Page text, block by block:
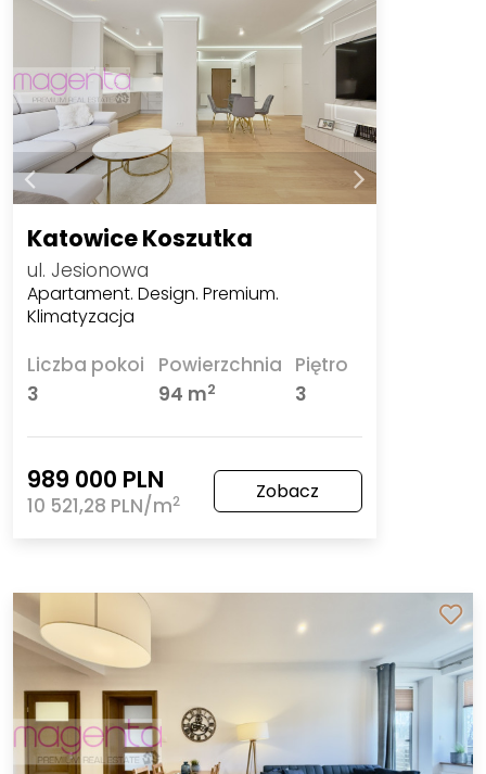
Katowice Koszutka
ul. Jesionowa
Apartament. Design. Premium.
Klimatyzacja
Liczba pokoi
3
Powierzchnia
94 m2
Piętro
3
989 000 PLN
10 521,28 PLN/m2 Zobacz